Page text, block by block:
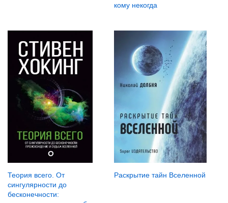
кому некогда
Теория всего. От
сингулярности до
бесконечности:
Раскрытие тайн Вселенной